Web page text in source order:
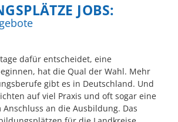
JOBS:
dafür entscheidet, eine
hat die Qual der Wahl. Mehr
gibt es in Deutschland. Und
auf viel Praxis und oft sogar eine
an die Ausbildung. Das